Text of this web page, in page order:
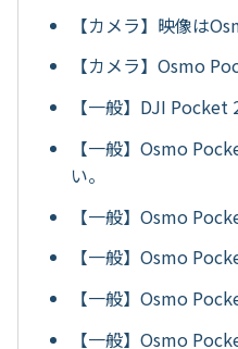
【カメラ】映像は
【カメラ】Osmo
【一般】DJI
【一般】Osmo
い。
【一般】Osmo
【一般】Osmo
【一般】Osmo
【一般】Osmo